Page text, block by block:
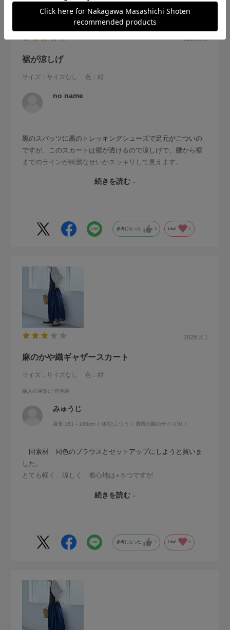
2026.8.5
裾が涼しげ
サイズ：サイズなし 色：紺
no name
黒のスパッツに黒のトレッキングシューズで足元がごついの
ですが、このスカートは裾が透けるので涼しげで、腰から裾
までのラインが綺麗なせいかスッキリして見えます。
慮して2枚目も購入する予定です。
続きを読む
参考になった 0 Like! 1
2026.8.1
麻のかや織ギャザースカート
サイズ：サイズなし 色：紺
購入の用途:ご自宅用
みゅうじ
身長:161～165cm 体型:ふつう 普段の服のサイズ:M
同素材 同色のブラウスとセットアップにしようと買いま
した。
とても軽く、涼しく 着心地は⭐︎５つですが
163センチ50キロと骨格ナチュラルの普通体型ですが
続きを読む
参考になった 1 Like! 0